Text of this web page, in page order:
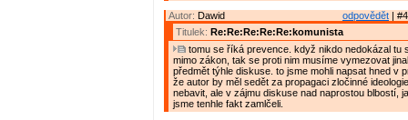
odpovědět |
Autor: Dawid
Titulek: Re:Re:Re:Re:Re:komunista
tomu se říká prevence. když nikdo nedokázal tu
mimo zákon, tak se proti nim musíme vymezovat
předmět týhle diskuse. to jsme mohli napsat hned v
že autor by měl sedět za propagaci zločinné
nebavit, ale v zájmu diskuse nad naprostou blbostí,
jsme tenhle fakt zamlčeli.